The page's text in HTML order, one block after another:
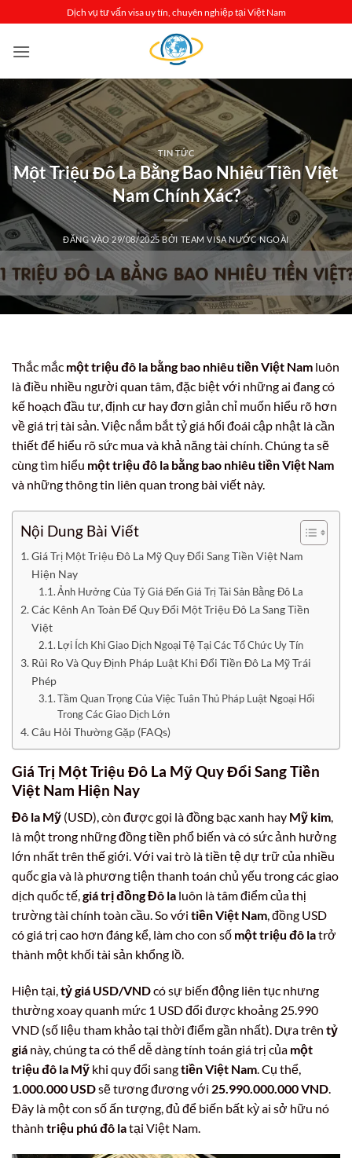
qua
nội
Dịch vụ tư vấn visa uy tín, chuyên nghiệp tại Việt Nam
TIN TỨC
Một Triệu Đô La Bằng Bao Nhiêu Tiền Việt
Nam Chính Xác?
ĐĂNG VÀO29/08/2025BỞI TEAM VISA NƯỚC NGOÀI
Thắc mắc một triệu đô la bằng bao nhiêu tiền Việt Nam luôn
là điều nhiều người quan tâm, đặc biệt với những ai đang có
kế hoạch đầu tư, định cư hay đơn giản chỉ muốn hiểu rõ hơn
về giá trị tài sản. Việc nắm bắt tỷ giá hối đoái cập nhật là cần
thiết để hiểu rõ sức mua và khả năng tài chính. Chúng ta sẽ
cùng tìm hiểu một triệu đô la bằng bao nhiêu tiền Việt Nam
và những thông tin liên quan trong bài viết này.
Nội Dung Bài Viết
Giá Trị Một Triệu Đô La Mỹ Quy Đổi Sang Tiền Việt Nam
Hiện Nay
Ảnh Hưởng Của Tỷ Giá Đến Giá Trị Tài Sản Bằng Đô La
Các Kênh An Toàn Để Quy Đổi Một Triệu Đô La Sang Tiền
Việt
Lợi Ích Khi Giao Dịch Ngoại Tệ Tại Các Tổ Chức Uy Tín
Rủi Ro Và Quy Định Pháp Luật Khi Đổi Tiền Đô La Mỹ Trái
Phép
Tầm Quan Trọng Của Việc Tuân Thủ Pháp Luật Ngoại Hối
Trong Các Giao Dịch Lớn
Câu Hỏi Thường Gặp (FAQs)
Giá Trị Một Triệu Đô La Mỹ Quy Đổi Sang Tiền
Việt Nam Hiện Nay
Đô la Mỹ (USD), còn được gọi là đồng bạc xanh hay Mỹ kim,
là một trong những đồng tiền phổ biến và có sức ảnh hưởng
lớn nhất trên thế giới. Với vai trò là tiền tệ dự trữ của nhiều
quốc gia và là phương tiện thanh toán chủ yếu trong các giao
dịch quốc tế,giá trị đồng Đô la luôn là tâm điểm của thị
trường tài chính toàn cầu. So với tiền Việt Nam, đồng USD
có giá trị cao hơn đáng kể, làm cho con số một triệu đô latrở
thành một khối tài sản khổng lồ.
Hiện tại,tỷ giá USD/VNDcó sự biến động liên tục nhưng
thường xoay quanh mức 1 USD đổi được khoảng 25.990
VND (số liệu tham khảo tại thời điểm gần nhất). Dựa trên tỷ
giá này, chúng ta có thể dễ dàng tính toán giá trị của một
triệu đô la Mỹ khi quy đổi sangtiền Việt Nam. Cụ thể,
1.000.000 USDsẽ tương đương với 25.990.000.000 VND.
Đây là một con số ấn tượng, đủ để biến bất kỳ ai sở hữu nó
thành triệu phú đô latại Việt Nam.